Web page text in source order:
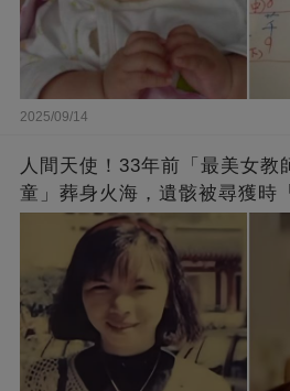
2025/09/14
人間天使！33年前「最美女教
童」葬身火海，遺骸被尋獲時
崩：真正的英雄不該被遺忘